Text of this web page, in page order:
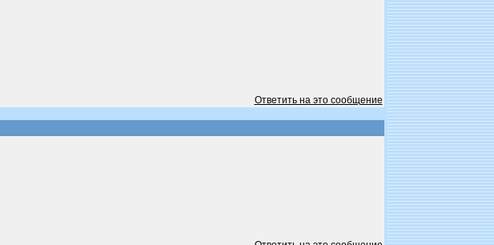
Ответить на это сообщение